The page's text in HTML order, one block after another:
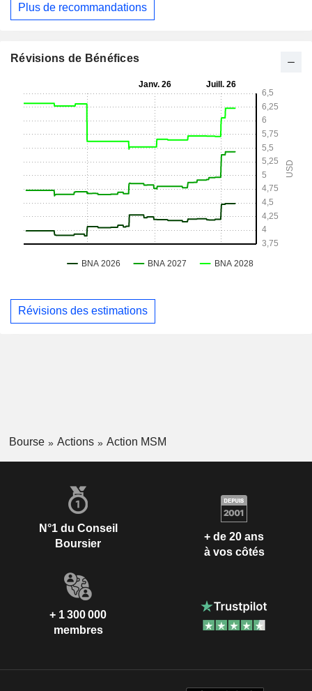
Plus de recommandations
Révisions de Bénéfices
Révisions des estimations
Bourse Actions Action MSM
N°1 du Conseil
Boursier
+ de 20 ans
à vos côtés
+ 1 300 000
membres